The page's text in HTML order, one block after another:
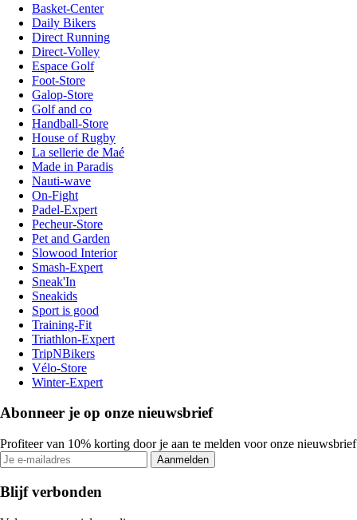
Basket-Center
Daily Bikers
Direct Running
Direct-Volley
Espace Golf
Foot-Store
Galop-Store
Golf and co
Handball-Store
House of Rugby
La sellerie de Maé
Made in Paradis
Nauti-wave
On-Fight
Padel-Expert
Pecheur-Store
Pet and Garden
Slowood Interior
Smash-Expert
Sneak'In
Sneakids
Sport is good
Training-Fit
Triathlon-Expert
TripNBikers
Vélo-Store
Winter-Expert
Abonneer je op onze nieuwsbrief
Profiteer van 10% korting door je aan te melden voor onze nieuwsbrief
Aanmelden
Blijf verbonden